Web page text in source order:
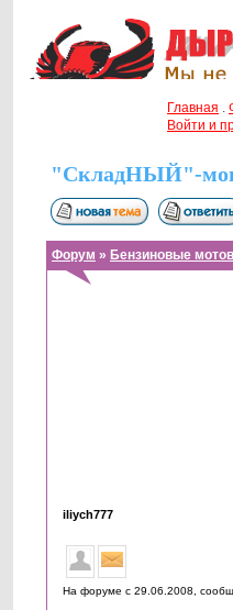
Главная .
Войти и
"СкладНЫЙ"-
Форум » Бензиновые
iliych777
На форуме с 29.06.2008,